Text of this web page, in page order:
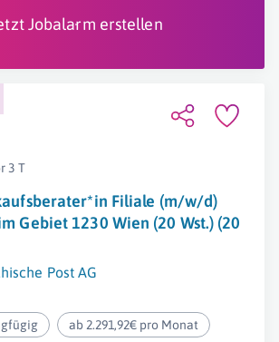
Jobalarm erstellen
3 T
Filiale (m/w/d)
Gebiet 1230 Wien (20 Wst.) (20
Post AG
ab 2.291,92€ pro Monat